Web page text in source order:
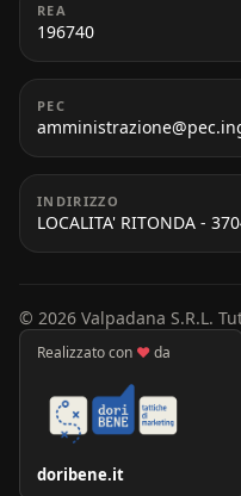
REA
196740
PEC
INDIRIZZO
LOCALITA' RITONDA -
© 2026 Valpadana S.R.L.
Realizzato con ♥da
doribene.it